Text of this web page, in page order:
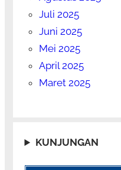
Juli 2025
Juni 2025
Mei 2025
April 2025
Maret 2025
KUNJUNGAN